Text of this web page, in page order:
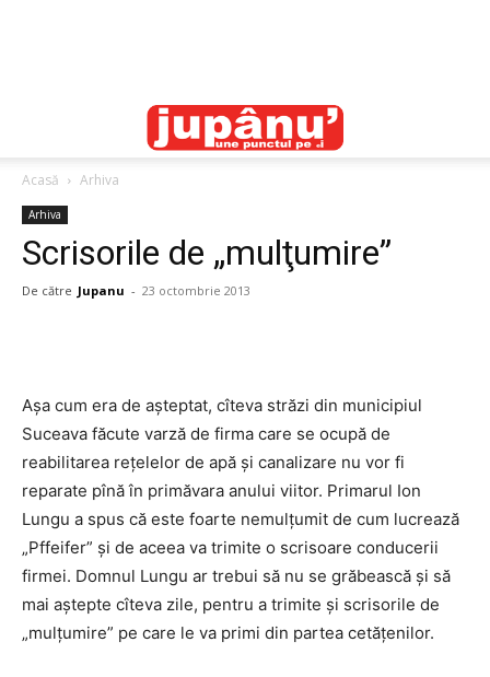
Acasă Arhiva
Arhiva
Scrisorile de „mulţumire”
De către Jupanu - 23 octombrie 2013
Aşa cum era de aşteptat, cîteva străzi din municipiul
Suceava făcute varză de firma care se ocupă de
reabilitarea reţelelor de apă şi canalizare nu vor fi
reparate pînă în primăvara anului viitor. Primarul Ion
Lungu a spus că este foarte nemulţumit de cum lucrează
„Pffeifer” şi de aceea va trimite o scrisoare conducerii
firmei. Domnul Lungu ar trebui să nu se grăbească şi să
mai aştepte cîteva zile, pentru a trimite şi scrisorile de
„mulţumire” pe care le va primi din partea cetăţenilor.